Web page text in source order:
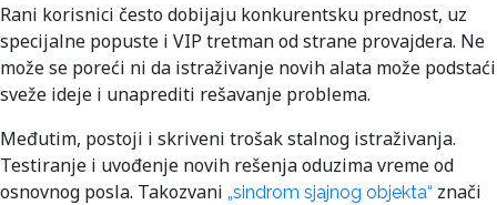
Rani korisnici često dobijaju konkurentsku prednost, uz
specijalne popuste i VIP tretman od strane provajdera. Ne
može se poreći ni da istraživanje novih alata može podstaći
sveže ideje i unaprediti rešavanje problema.
Međutim, postoji i skriveni trošak stalnog istraživanja.
Testiranje i uvođenje novih rešenja oduzima vreme od
osnovnog posla. Takozvani „sindrom sjajnog objekta“ znači